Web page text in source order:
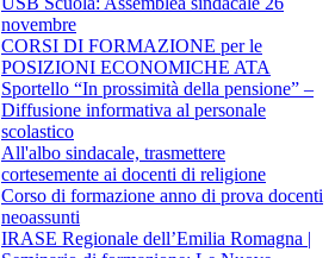
novembre
CORSI DI FORMAZIONE per le
POSIZIONI ECONOMICHE ATA
Sportello “In prossimità della pensione” –
Diffusione informativa al personale
scolastico
All'albo sindacale, trasmettere
cortesemente ai docenti di religione
Corso di formazione anno di prova docenti
neoassunti
IRASE Regionale dell’Emilia Romagna |